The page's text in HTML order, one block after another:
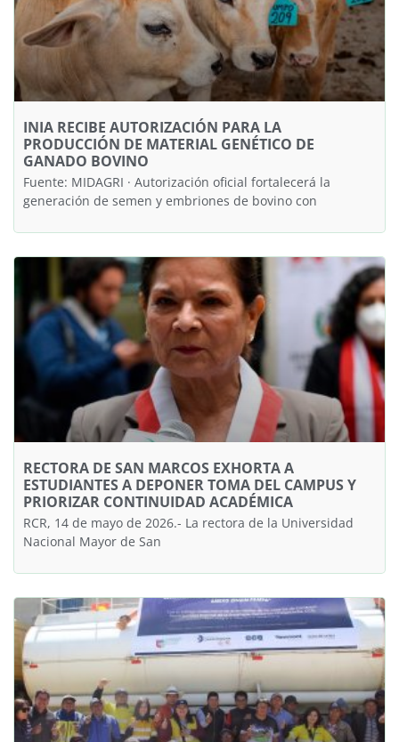
INIA RECIBE AUTORIZACIÓN PARA LA
PRODUCCIÓN DE MATERIAL GENÉTICO DE
GANADO BOVINO
Fuente: MIDAGRI · Autorización oficial fortalecerá la
generación de semen y embriones de bovino con
RECTORA DE SAN MARCOS EXHORTA A
ESTUDIANTES A DEPONER TOMA DEL CAMPUS Y
PRIORIZAR CONTINUIDAD ACADÉMICA
RCR, 14 de mayo de 2026.- La rectora de la Universidad
Nacional Mayor de San